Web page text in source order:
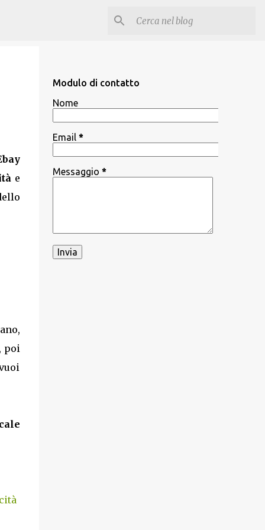
e
poi
Modulo di contatto
Nome
Email *
Messaggio *